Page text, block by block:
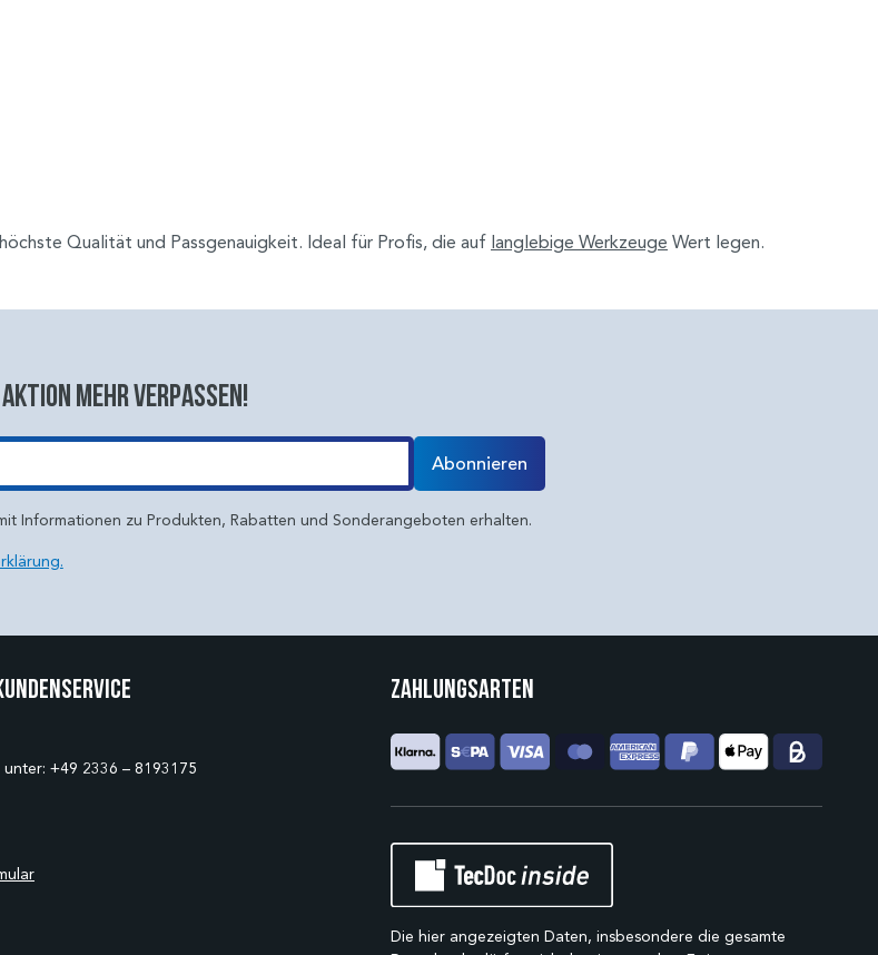
Qualität und Passgenauigkeit. Ideal für Profis, die auf langlebige Werkzeuge Wert legen.
mehr verpassen!
Abonnieren
Informationen zu Produkten, Rabatten und Sonderangeboten erhalten.
+49 2336 – 8193175
Zahlungsarten
Die hier angezeigten Daten, insbesondere die gesamte